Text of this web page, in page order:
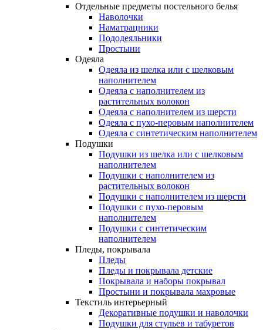
Отдельные предметы постельного белья
Наволочки
Наматрацники
Пододеяльники
Простыни
Одеяла
Одеяла из шелка или с шелковым
наполнителем
Одеяла с наполнителем из
растительных волокон
Одеяла с наполнителем из шерсти
Одеяла с пухо-перовым наполнителем
Одеяла с синтетическим наполнителем
Подушки
Подушки из шелка или с шелковым
наполнителем
Подушки с наполнителем из
растительных волокон
Подушки с наполнителем из шерсти
Подушки с пухо-перовым
наполнителем
Подушки с синтетическим
наполнителем
Пледы, покрывала
Пледы
Пледы и покрывала детские
Покрывала и наборы покрывал
Простыни и покрывала махровые
Текстиль интерьерный
Декоративные подушки и наволочки
Подушки для стульев и табуретов